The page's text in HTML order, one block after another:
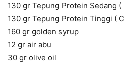
130 gr Tepung Protein Sedang
130 gr Tepung Protein Tinggi (
160 gr golden syrup
12 gr air abu
30 gr olive oil